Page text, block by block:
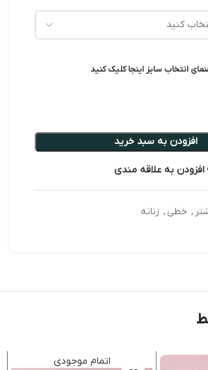
انتخاب سایز اینجا کلیک کنید
افزودن به سبد خرید
افزودن به علاقه مندی
, خطی , زنانه
اتمام موجودی